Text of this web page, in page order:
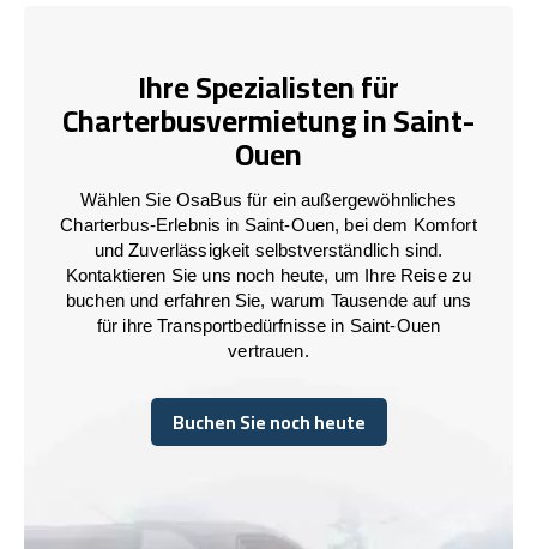
Ihre Spezialisten für
Charterbusvermietung in Saint-
Ouen
Wählen Sie OsaBus für ein außergewöhnliches
Charterbus-Erlebnis in Saint-Ouen, bei dem Komfort
und Zuverlässigkeit selbstverständlich sind.
Kontaktieren Sie uns noch heute, um Ihre Reise zu
buchen und erfahren Sie, warum Tausende auf uns
für ihre Transportbedürfnisse in Saint-Ouen
vertrauen.
Buchen Sie noch heute
Buchen Sie noch heute